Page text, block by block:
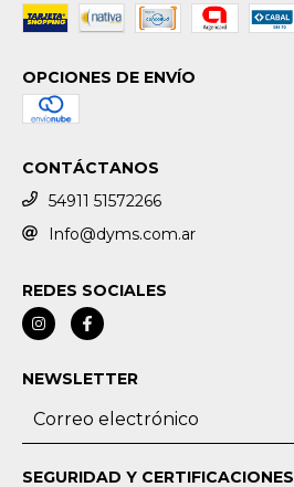
OPCIONES DE ENVÍO
CONTÁCTANOS
54911 51572266
Info@dyms.com.ar
REDES SOCIALES
NEWSLETTER
SEGURIDAD Y CERTIFICACIONES